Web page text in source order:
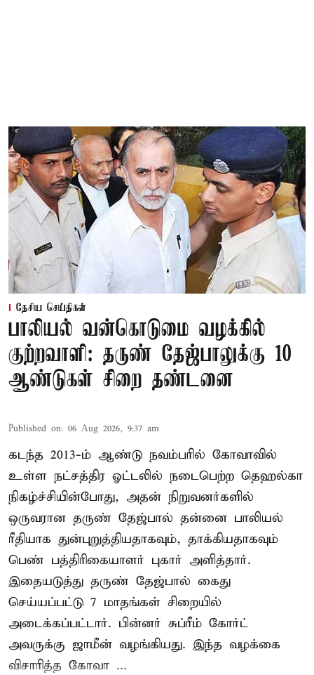
தேசிய செய்திகள்
பாலியல் வன்கொடுமை வழக்கில்
குற்றவாளி: தருண் தேஜ்பாலுக்கு 10
ஆண்டுகள் சிறை தண்டனை
Published on: 06 Aug 2026, 9:37 am
கடந்த 2013-ம் ஆண்டு நவம்பரில் கோவாவில்
உள்ள நட்சத்திர ஓட்டலில் நடைபெற்ற தெஹல்கா
நிகழ்ச்சியின்போது, அதன் நிறுவனர்களில்
ஒருவரான தருண் தேஜ்பால் தன்னை பாலியல்
ரீதியாக துன்புறுத்தியதாகவும், தாக்கியதாகவும்
பெண் பத்திரிகையாளர் புகார் அளித்தார்.
இதையடுத்து தருண் தேஜ்பால் கைது
செய்யப்பட்டு 7 மாதங்கள் சிறையில்
அடைக்கப்பட்டார். பின்னர் சுப்ரீம் கோர்ட்
அவருக்கு ஜாமீன் வழங்கியது. இந்த வழக்கை
விசாரித்த கோவா ...